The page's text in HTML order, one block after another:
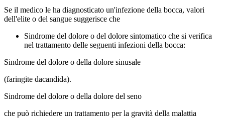
Se il medico le ha diagnosticato un'infezione della bocca, valori
dell'elite o del sangue suggerisce che
Sindrome del dolore o del dolore sintomatico che si verifica
nel trattamento delle seguenti infezioni della bocca:
Sindrome del dolore o della dolore sinusale
(faringite dacandida).
Sindrome del dolore o della dolore del seno
che può richiedere un trattamento per la gravità della malattia